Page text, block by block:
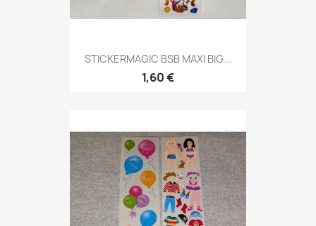
STICKERMAGIC BSB MAXI BIG...
1,60 €